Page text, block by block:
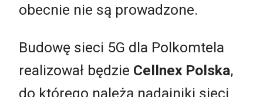
obecnie nie są prowadzone.
Budowę sieci 5G dla Polkomtela
realizował będzie Cellnex Polska,
do którego należą nadajniki sieci